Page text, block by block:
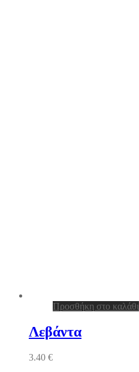
Προσθήκη στο καλάθι
Λεβάντα
3.40 €